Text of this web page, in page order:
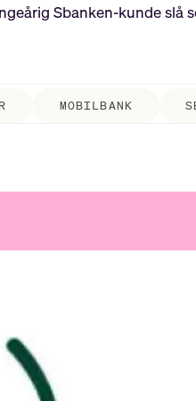
Sbanken-kunde slå
MOBILBANK